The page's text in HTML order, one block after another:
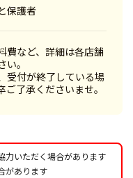
保護者
など、詳細は各店舗
。
付が終了している場
了承くださいませ。
力いただく場合があります
があります